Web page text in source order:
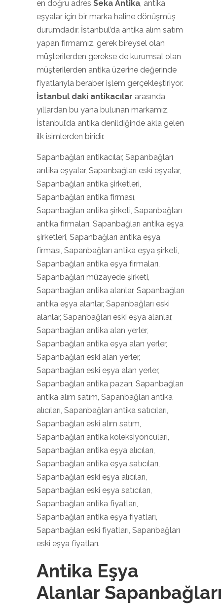
en doğru adres Seka Antika, antika
eşyalar için bir marka haline dönüşmüş
durumdadır. İstanbul’da antika alım satım
yapan firmamız, gerek bireysel olan
müşterilerden gerekse de kurumsal olan
müşterilerden antika üzerine değerinde
fiyatlarıyla beraber işlem gerçekleştiriyor.
İstanbul daki antikacılar arasında
yıllardan bu yana bulunan markamız,
İstanbul’da antika denildiğinde akla gelen
ilk isimlerden biridir.
Sapanbağları antikacılar, Sapanbağları
antika eşyalar, Sapanbağları eski eşyalar,
Sapanbağları antika şirketleri,
Sapanbağları antika firması,
Sapanbağları antika şirketi, Sapanbağları
antika firmaları, Sapanbağları antika eşya
şirketleri, Sapanbağları antika eşya
firması, Sapanbağları antika eşya şirketi,
Sapanbağları antika eşya firmaları,
Sapanbağları müzayede şirketi,
Sapanbağları antika alanlar, Sapanbağları
antika eşya alanlar, Sapanbağları eski
alanlar, Sapanbağları eski eşya alanlar,
Sapanbağları antika alan yerler,
Sapanbağları antika eşya alan yerler,
Sapanbağları eski alan yerler,
Sapanbağları eski eşya alan yerler,
Sapanbağları antika pazarı, Sapanbağları
antika alım satım, Sapanbağları antika
alıcıları, Sapanbağları antika satıcıları,
Sapanbağları eski alım satım,
Sapanbağları antika koleksiyoncuları,
Sapanbağları antika eşya alıcıları,
Sapanbağları antika eşya satıcıları,
Sapanbağları eski eşya alıcıları,
Sapanbağları eski eşya satıcıları,
Sapanbağları antika fiyatları,
Sapanbağları antika eşya fiyatları,
Sapanbağları eski fiyatları, Sapanbağları
eski eşya fiyatları.
Antika Eşya
Alanlar